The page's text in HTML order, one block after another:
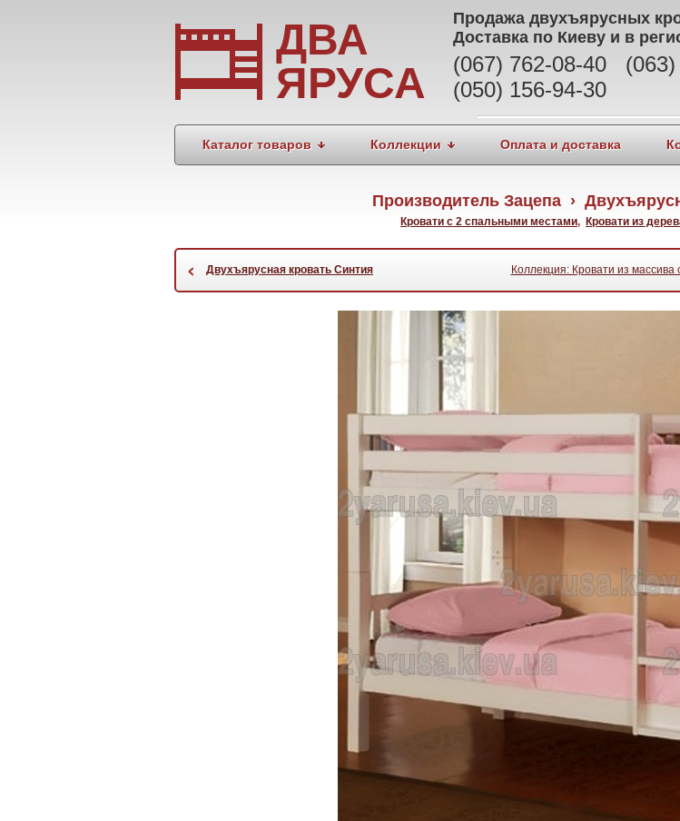
ДВА
ЯРУСА
Продажа двухъярусных
Доставка по Киеву и в
(067) 762-08-40 (063)
(050) 156-94-30
Каталог товаров Коллекции Оплата и доставка
Производитель Зацепа ›
Кровати с 2 спальными местами, Кровати из
‹ Двухъярусная кровать Синтия Коллекция: Кровати из массива